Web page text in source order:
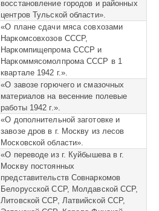
восстановление городов и районных
центров Тульской области».
«О плане сдачи мяса совхозами
Наркомсовхозов СССР,
Наркомпищепрома СССР и
Наркоммясомолпрома СССР в 1
квартале 1942 г.».
«О завозе горючего и смазочных
материалов на весенние полевые
работы 1942 г.».
«О дополнительной заготовке и
завозе дров в г. Москву из лесов
Московской области».
«О переводе из г. Куйбышева в г.
Москву постоянных
представительств Совнаркомов
Белорусской ССР, Молдавской ССР,
Литовской ССР, Латвийской ССР,